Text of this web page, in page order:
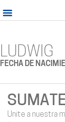
LUDWIG
FECHA DE
Unite a nuestra